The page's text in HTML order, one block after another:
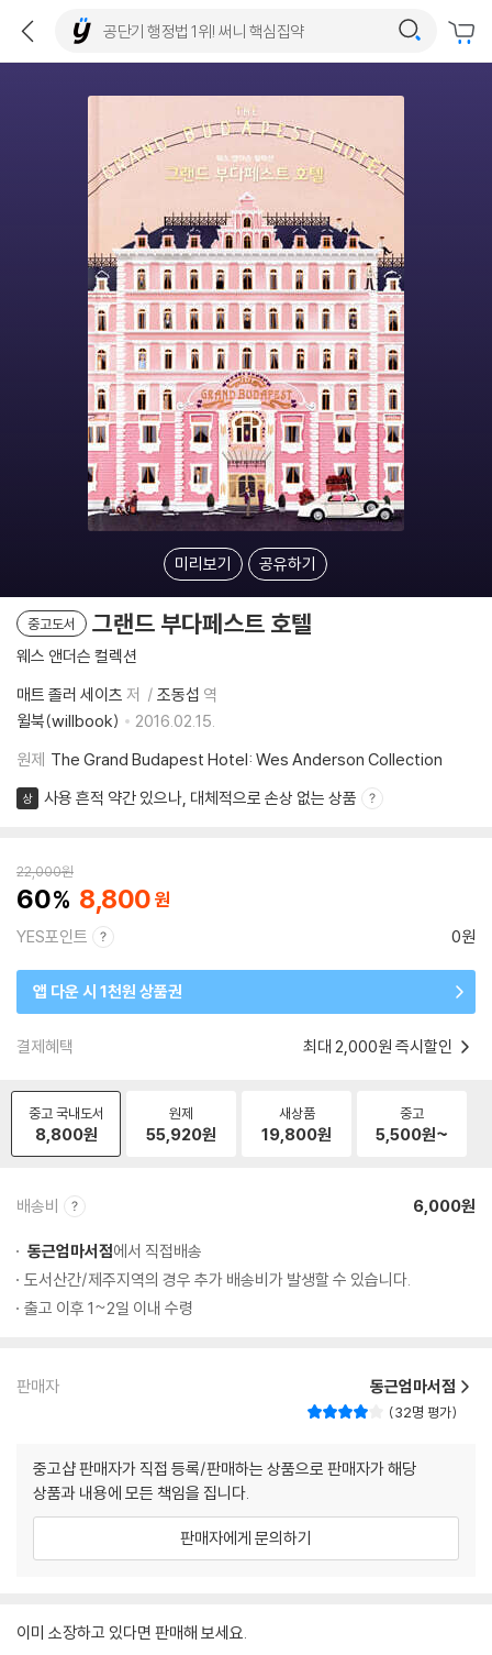
미리보기 공유하기
중고도서 그랜드 부다페스트 호텔
웨스 앤더슨 컬렉션
매트 졸러 세이츠 저 조동섭 역
윌북(willbook)
2016.02.15.
원제 The Grand Budapest Hotel: Wes Anderson Collection
상 사용 흔적 약간 있으나, 대체적으로 손상 없는 상품
22,000원
60 8,800
YES포인트 0원
앱 다운 시 1천원 상품권
결제혜택 최대 2,000원 즉시할인
중고 국내도서
8,800원
원제
55,920원
새상품
19,800원
중고
5,500원~
배송비 6,000원
동근엄마서점에서 직접배송
도서산간/제주지역의 경우 추가 배송비가 발생할 수 있습니다.
출고 이후 1~2일 이내 수령
판매자 동근엄마서점
32명 평가
중고샵 판매자가 직접 등록/판매하는 상품으로 판매자가 해당
상품과 내용에 모든 책임을 집니다.
판매자에게 문의하기
이미 소장하고 있다면 판매해 보세요.